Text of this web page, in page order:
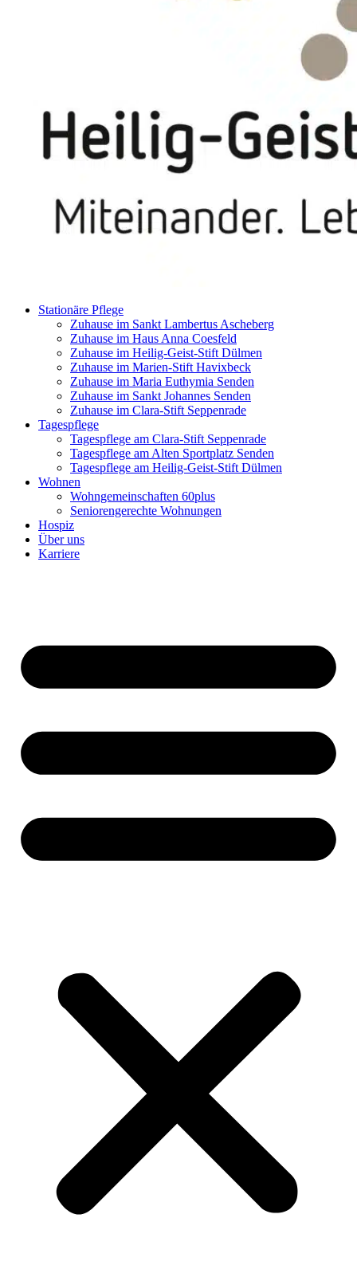
Stationäre Pflege
Zuhause im Sankt Lambertus Ascheberg
Zuhause im Haus Anna Coesfeld
Zuhause im Heilig-Geist-Stift Dülmen
Zuhause im Marien-Stift Havixbeck
Zuhause im Maria Euthymia Senden
Zuhause im Sankt Johannes Senden
Zuhause im Clara-Stift Seppenrade
Tagespflege
Tagespflege am Clara-Stift Seppenrade
Tagespflege am Alten Sportplatz Senden
Tagespflege am Heilig-Geist-Stift Dülmen
Wohnen
Wohngemeinschaften 60plus
Seniorengerechte Wohnungen
Hospiz
Über uns
Karriere